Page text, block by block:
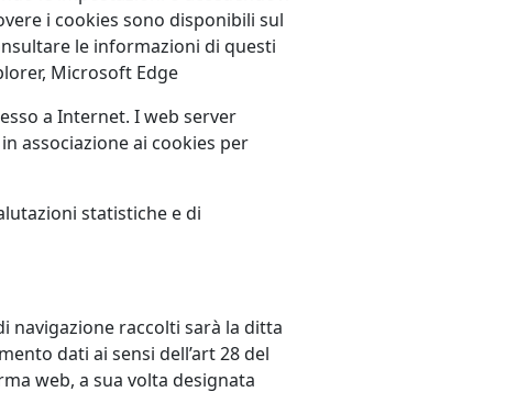
i cookies sono disponibili sul
le informazioni di questi
Microsoft Edge
a Internet. I web server
associazione ai cookies per
statistiche e di
navigazione raccolti sarà la ditta
dati ai sensi dell’art 28 del
web, a sua volta designata